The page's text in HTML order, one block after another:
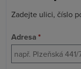
Zadejte ulici, číslo
Adresa*